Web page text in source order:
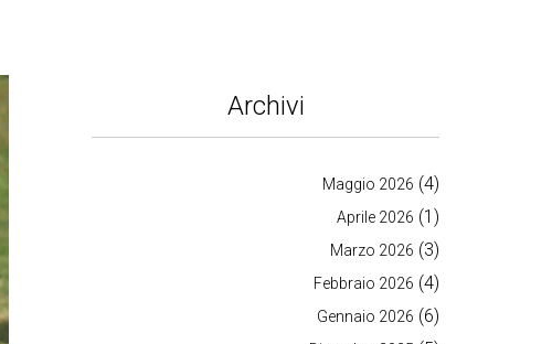
Archivi
Maggio 2026 (4)
Aprile 2026 (1)
Marzo 2026 (3)
Febbraio 2026 (4)
Gennaio 2026 (6)